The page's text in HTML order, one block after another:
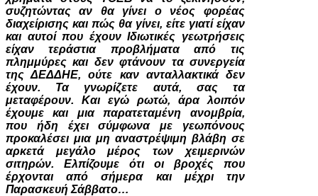
συζητώντας αν θα γίνει ο νέος φορέας
διαχείρισης και πώς θα γίνει, είτε γιατί είχαν
και αυτοί που έχουν Ιδιωτικές γεωτρήσεις
είχαν τεράστια προβλήματα από τις
πλημμύρες και δεν φτάνουν τα συνεργεία
της ΔΕΔΔΗΕ, ούτε καν ανταλλακτικά δεν
έχουν. Τα γνωρίζετε αυτά, σας τα
μεταφέρουν. Και εγώ ρωτώ, άρα λοιπόν
έχουμε και μια παρατεταμένη ανομβρία,
που ήδη έχει σύμφωνα με γεωπόνους
προκαλέσει μια μη αναστρέψιμη βλάβη σε
αρκετά μεγάλο μέρος των χειμερινών
σιτηρών. Ελπίζουμε ότι οι βροχές που
έρχονται από σήμερα και μέχρι την
Παρασκευή Σάββατο…